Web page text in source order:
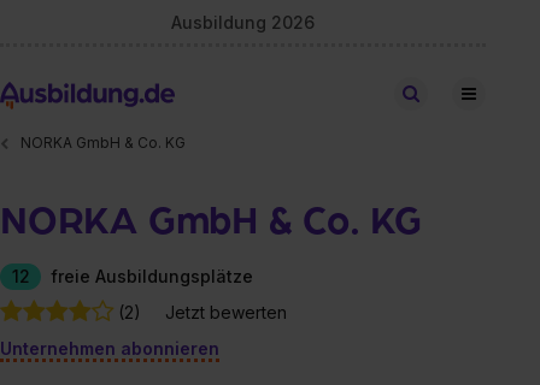
Ausbildung 2026
Stellen finden
NORKA GmbH & Co. KG
NORKA GmbH & Co. KG
12
freie Ausbildungsplätze
(2)
Jetzt bewerten
Unternehmen abonnieren